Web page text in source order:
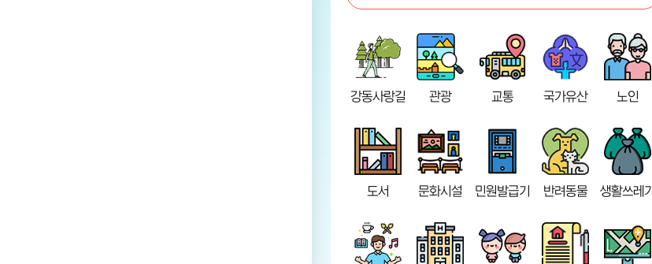
강동사랑길 관광 교통 국가유산 노인
도서 문화시설 민원발급기 반려동물 생활쓰레기